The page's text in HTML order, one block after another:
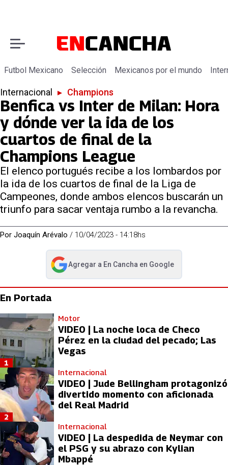
Futbol Mexicano Selección Mexicanos por el mundo
Internacional ▸ Champions
Benfica vs Inter de Milan: Hora
y dónde ver la ida de los
cuartos de final de la
Champions League
El elenco portugués recibe a los lombardos por
la ida de los cuartos de final de la Liga de
Campeones, donde ambos elencos buscarán un
triunfo para sacar ventaja rumbo a la revancha.
Por Joaquín Arévalo / 10/04/2023 - 14:18hs
Agregar a En Cancha en Google
abre en nueva pestaña
En Portada
Motor
VIDEO | La noche loca de Checo
Pérez en la ciudad del pecado; Las
Vegas
1
Internacional
VIDEO | Jude Bellingham protagonizó
divertido momento con aficionada
del Real Madrid
2
Internacional
VIDEO | La despedida de Neymar con
el PSG y su abrazo con Kylian
Mbappé